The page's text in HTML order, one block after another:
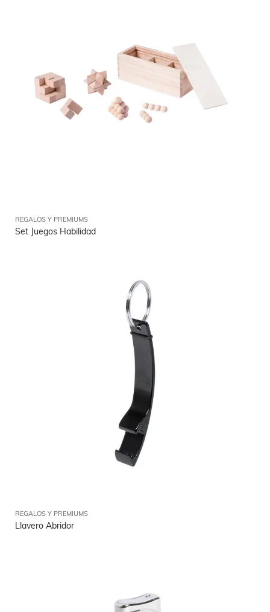
REGALOS Y PREMIUMS
Set Juegos Habilidad
REGALOS Y PREMIUMS
Llavero Abridor